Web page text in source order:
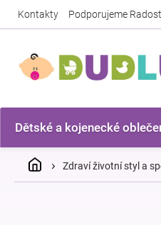
Kontakty Podporujeme
Dětské a kojenecké
DomůZdraví životní styl a